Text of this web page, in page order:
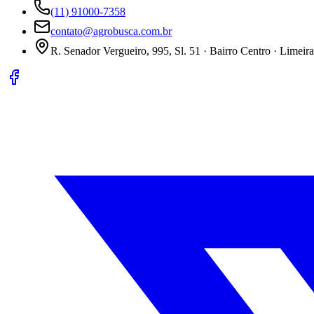
(11) 91000-7358
contato@agrobusca.com.br
R. Senador Vergueiro, 995, Sl. 51 · Bairro Centro ·